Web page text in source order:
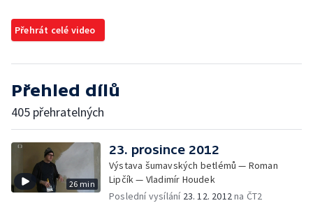
Přehrát celé video
Přehled dílů
405 přehratelných
26 min
23. prosince 2012
Výstava šumavských betlémů — Roman
Lipčík — Vladimír Houdek
Poslední vysílání 23. 12. 2012 na ČT2